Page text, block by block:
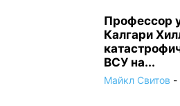
Профессор
Калгари
ВСУ на...
Майкл Свитов -